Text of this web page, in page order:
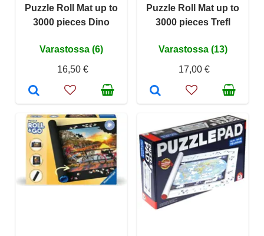
Puzzle Roll Mat up to
3000 pieces Dino
Varastossa (6)
16,50 €
Puzzle Roll Mat up to
3000 pieces Trefl
Varastossa (13)
17,00 €